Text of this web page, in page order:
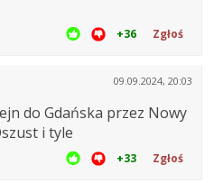
+36 Zgłoś
09.09.2024, 20:03
do Gdańska przez Nowy
i tyle
+33 Zgłoś